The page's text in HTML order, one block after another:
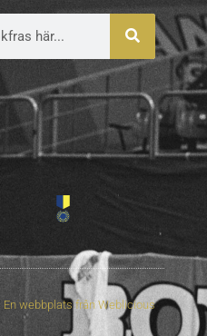
En webbplats från Weblicious